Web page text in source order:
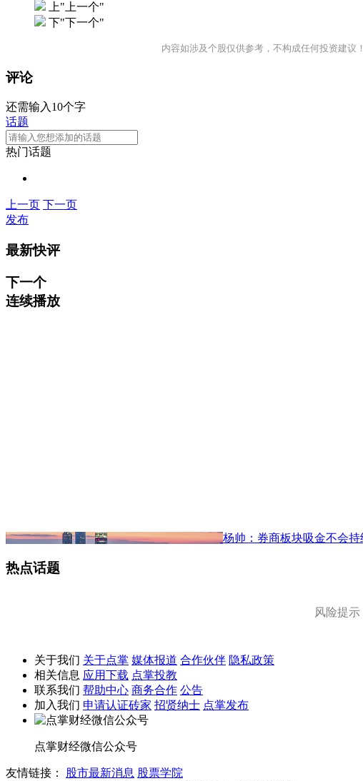
上"上一个"
下"下一个"
内容如涉及个股仅供参考，不构成任何投资建议
评论
还需输入10个字
话题
热门话题
上一页 下一页
发布
最新快评
下一个
连续播放
杨帅：券商板块吸金不会
热点话题
风险提
关于我们 关于点掌 媒体报道 合作伙伴 隐私政策
相关信息 应用下载 点掌投教
联系我们 帮助中心 商务合作 公告
加入我们 申请认证砖家 招贤纳士 点掌发布
点掌财经微信公众号
友情链接： 股市最新消息 股票学院